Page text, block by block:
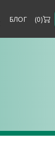
БЛОГ (0)